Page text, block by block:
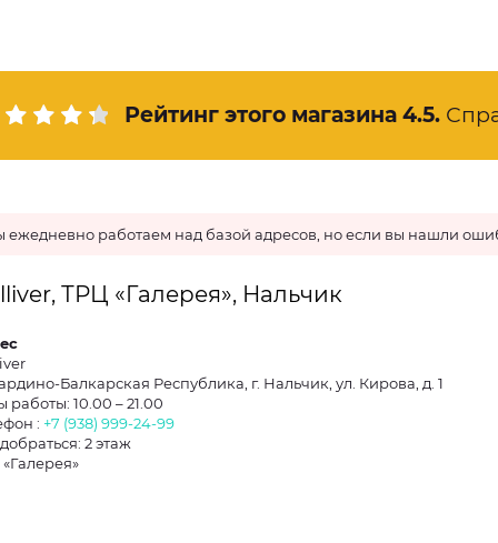
Рейтинг этого магазина 4.5.
работаем над базой адресов, но если вы нашли
ТРЦ «Галерея», Нальчик
Балкарская Республика, г. Нальчик, ул. Кирова, д. 1
работы: 10.00 – 21.00
: +7 (938) 999-24-99
2 этаж